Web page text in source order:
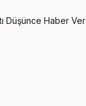
Düşünce Haber Ver